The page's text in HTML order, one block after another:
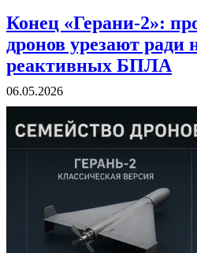
Конец «Герани-2»:
дронов урезают ради
реактивных БПЛА
06.05.2026